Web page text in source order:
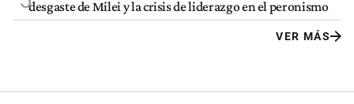
desgaste de Milei y la crisis de liderazgo en el peronismo
VER MÁS